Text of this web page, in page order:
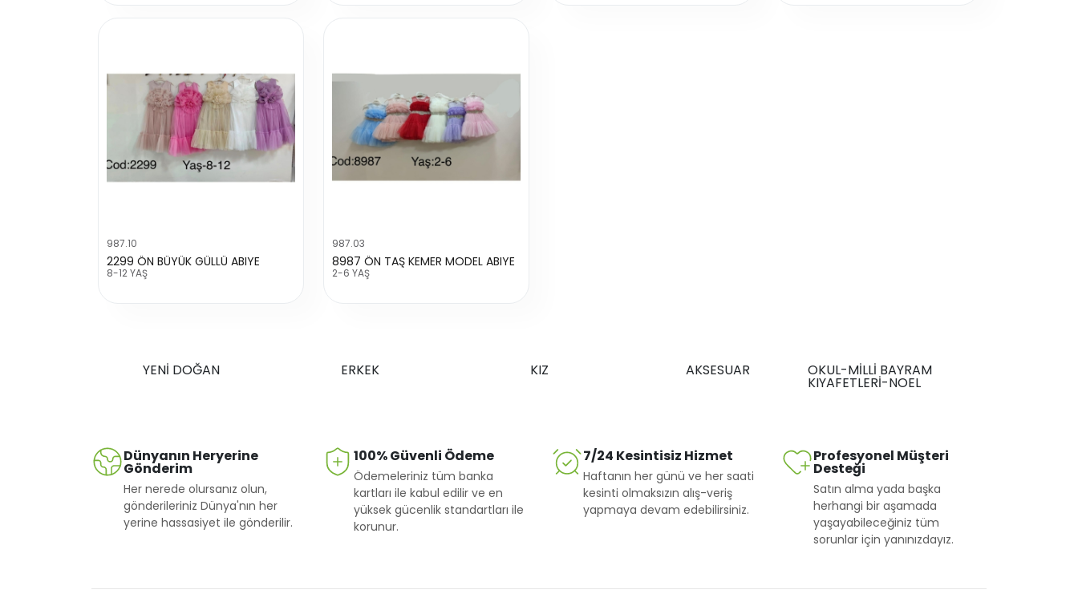
987.10
2299 ÖN BÜYÜK GÜLLÜ ABIYE
8-12 YAŞ
987.03
8987 ÖN TAŞ KEMER MODEL ABIYE
2-6 YAŞ
YENİ DOĞAN ERKEK KIZ AKSESUAR OKUL-MİLLİ BAYRAM
KIYAFETLERİ-NOEL
Dünyanın Heryerine
Gönderim
Her nerede olursanız olun,
gönderileriniz Dünya'nın her
yerine hassasiyet ile gönderilir.
100% Güvenli Ödeme
Ödemeleriniz tüm banka
kartları ile kabul edilir ve en
yüksek gücenlik standartları ile
korunur.
7/24 Kesintisiz Hizmet
Haftanın her günü ve her saati
kesinti olmaksızın alış-veriş
yapmaya devam edebilirsiniz.
Profesyonel Müşteri
Desteği
Satın alma yada başka
herhangi bir aşamada
yaşayabileceğiniz tüm
sorunlar için yanınızdayız.